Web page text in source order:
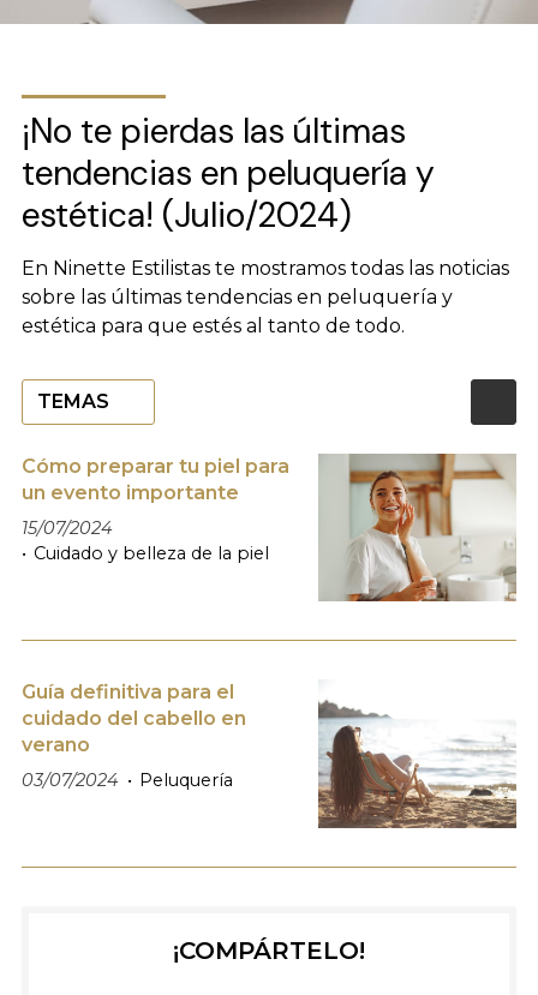
¡No te pierdas las últimas
tendencias en peluquería y
estética! (Julio/2024)
En Ninette Estilistas te mostramos todas las noticias
sobre las últimas tendencias en peluquería y
estética para que estés al tanto de todo.
TEMAS
Cómo preparar tu piel para
un evento importante
15/07/2024
Cuidado y belleza de la piel
Guía definitiva para el
cuidado del cabello en
verano
03/07/2024 Peluquería
¡COMPÁRTELO!